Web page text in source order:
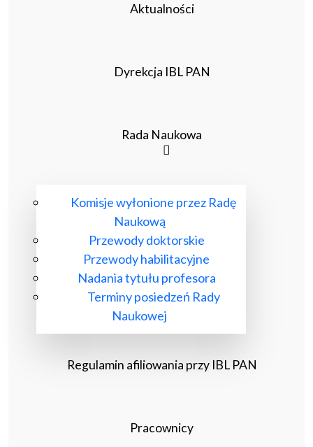
Aktualności
Dyrekcja IBL PAN
Rada Naukowa
Komisje wyłonione przez Radę
Naukową
Przewody doktorskie
Przewody habilitacyjne
Nadania tytułu profesora
Terminy posiedzeń Rady
Naukowej
Regulamin afiliowania przy IBL PAN
Pracownicy